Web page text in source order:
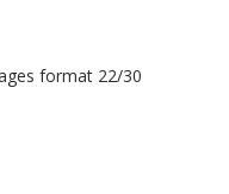
format 22/30